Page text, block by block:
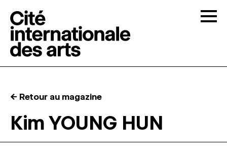
RÉSIDENCES ↓
← Retour au magazine
Kim YOUNG HUN